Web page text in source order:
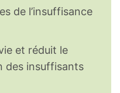
de l’insuffisance
et réduit le
des insuffisants